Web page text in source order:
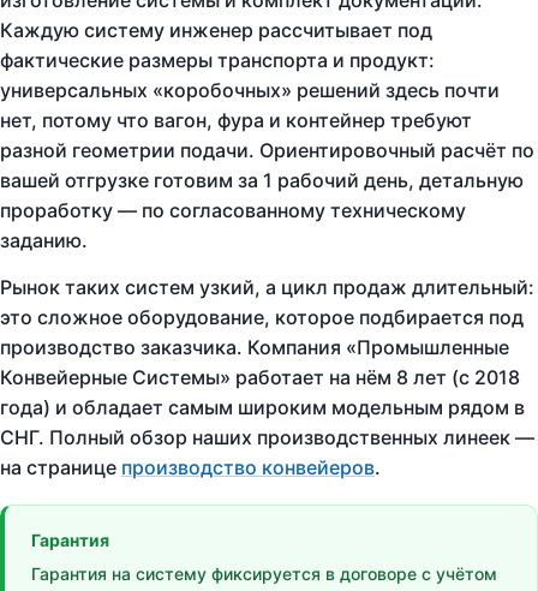
Каждую систему инженер рассчитывает под
фактические размеры транспорта и продукт:
универсальных «коробочных» решений здесь почти
нет, потому что вагон, фура и контейнер требуют
разной геометрии подачи. Ориентировочный расчёт по
вашей отгрузке готовим за 1 рабочий день, детальную
проработку — по согласованному техническому
заданию.
Рынок таких систем узкий, а цикл продаж длительный:
это сложное оборудование, которое подбирается под
производство заказчика. Компания «Промышленные
Конвейерные Системы» работает на нём 8 лет (с 2018
года) и обладает самым широким модельным рядом в
СНГ. Полный обзор наших производственных линеек —
на странице производство конвейеров.
Гарантия
Гарантия на систему фиксируется в договоре с учётом